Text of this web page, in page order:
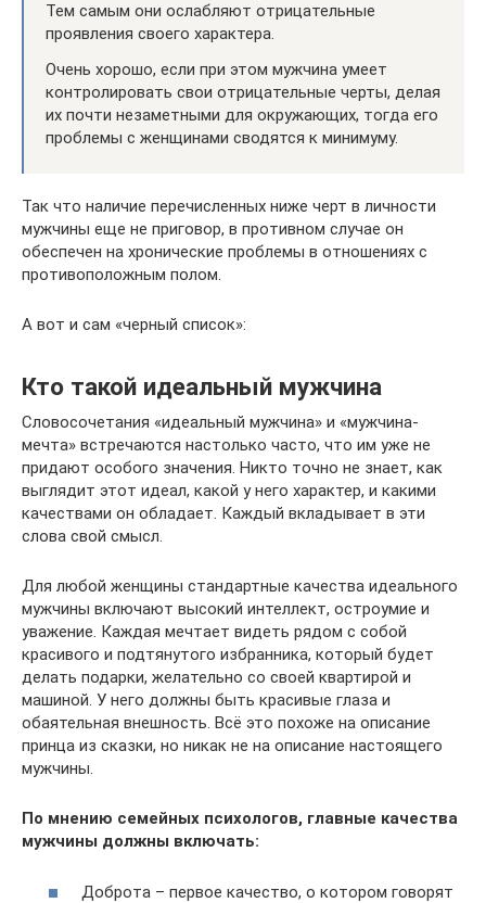
Тем самым они ослабляют отрицательные
проявления своего характера.
Очень хорошо, если при этом мужчина умеет
контролировать свои отрицательные черты, делая
их почти незаметными для окружающих, тогда его
проблемы с женщинами сводятся к минимуму.
Так что наличие перечисленных ниже черт в личности
мужчины еще не приговор, в противном случае он
обеспечен на хронические проблемы в отношениях с
противоположным полом.
А вот и сам «черный список»:
Кто такой идеальный мужчина
Словосочетания «идеальный мужчина» и «мужчина-
мечта» встречаются настолько часто, что им уже не
придают особого значения. Никто точно не знает, как
выглядит этот идеал, какой у него характер, и какими
качествами он обладает. Каждый вкладывает в эти
слова свой смысл.
Для любой женщины стандартные качества идеального
мужчины включают высокий интеллект, остроумие и
уважение. Каждая мечтает видеть рядом с собой
красивого и подтянутого избранника, который будет
делать подарки, желательно со своей квартирой и
машиной. У него должны быть красивые глаза и
обаятельная внешность. Всё это похоже на описание
принца из сказки, но никак не на описание настоящего
мужчины.
По мнению семейных психологов, главные качества
мужчины должны включать:
Доброта – первое качество, о котором говорят